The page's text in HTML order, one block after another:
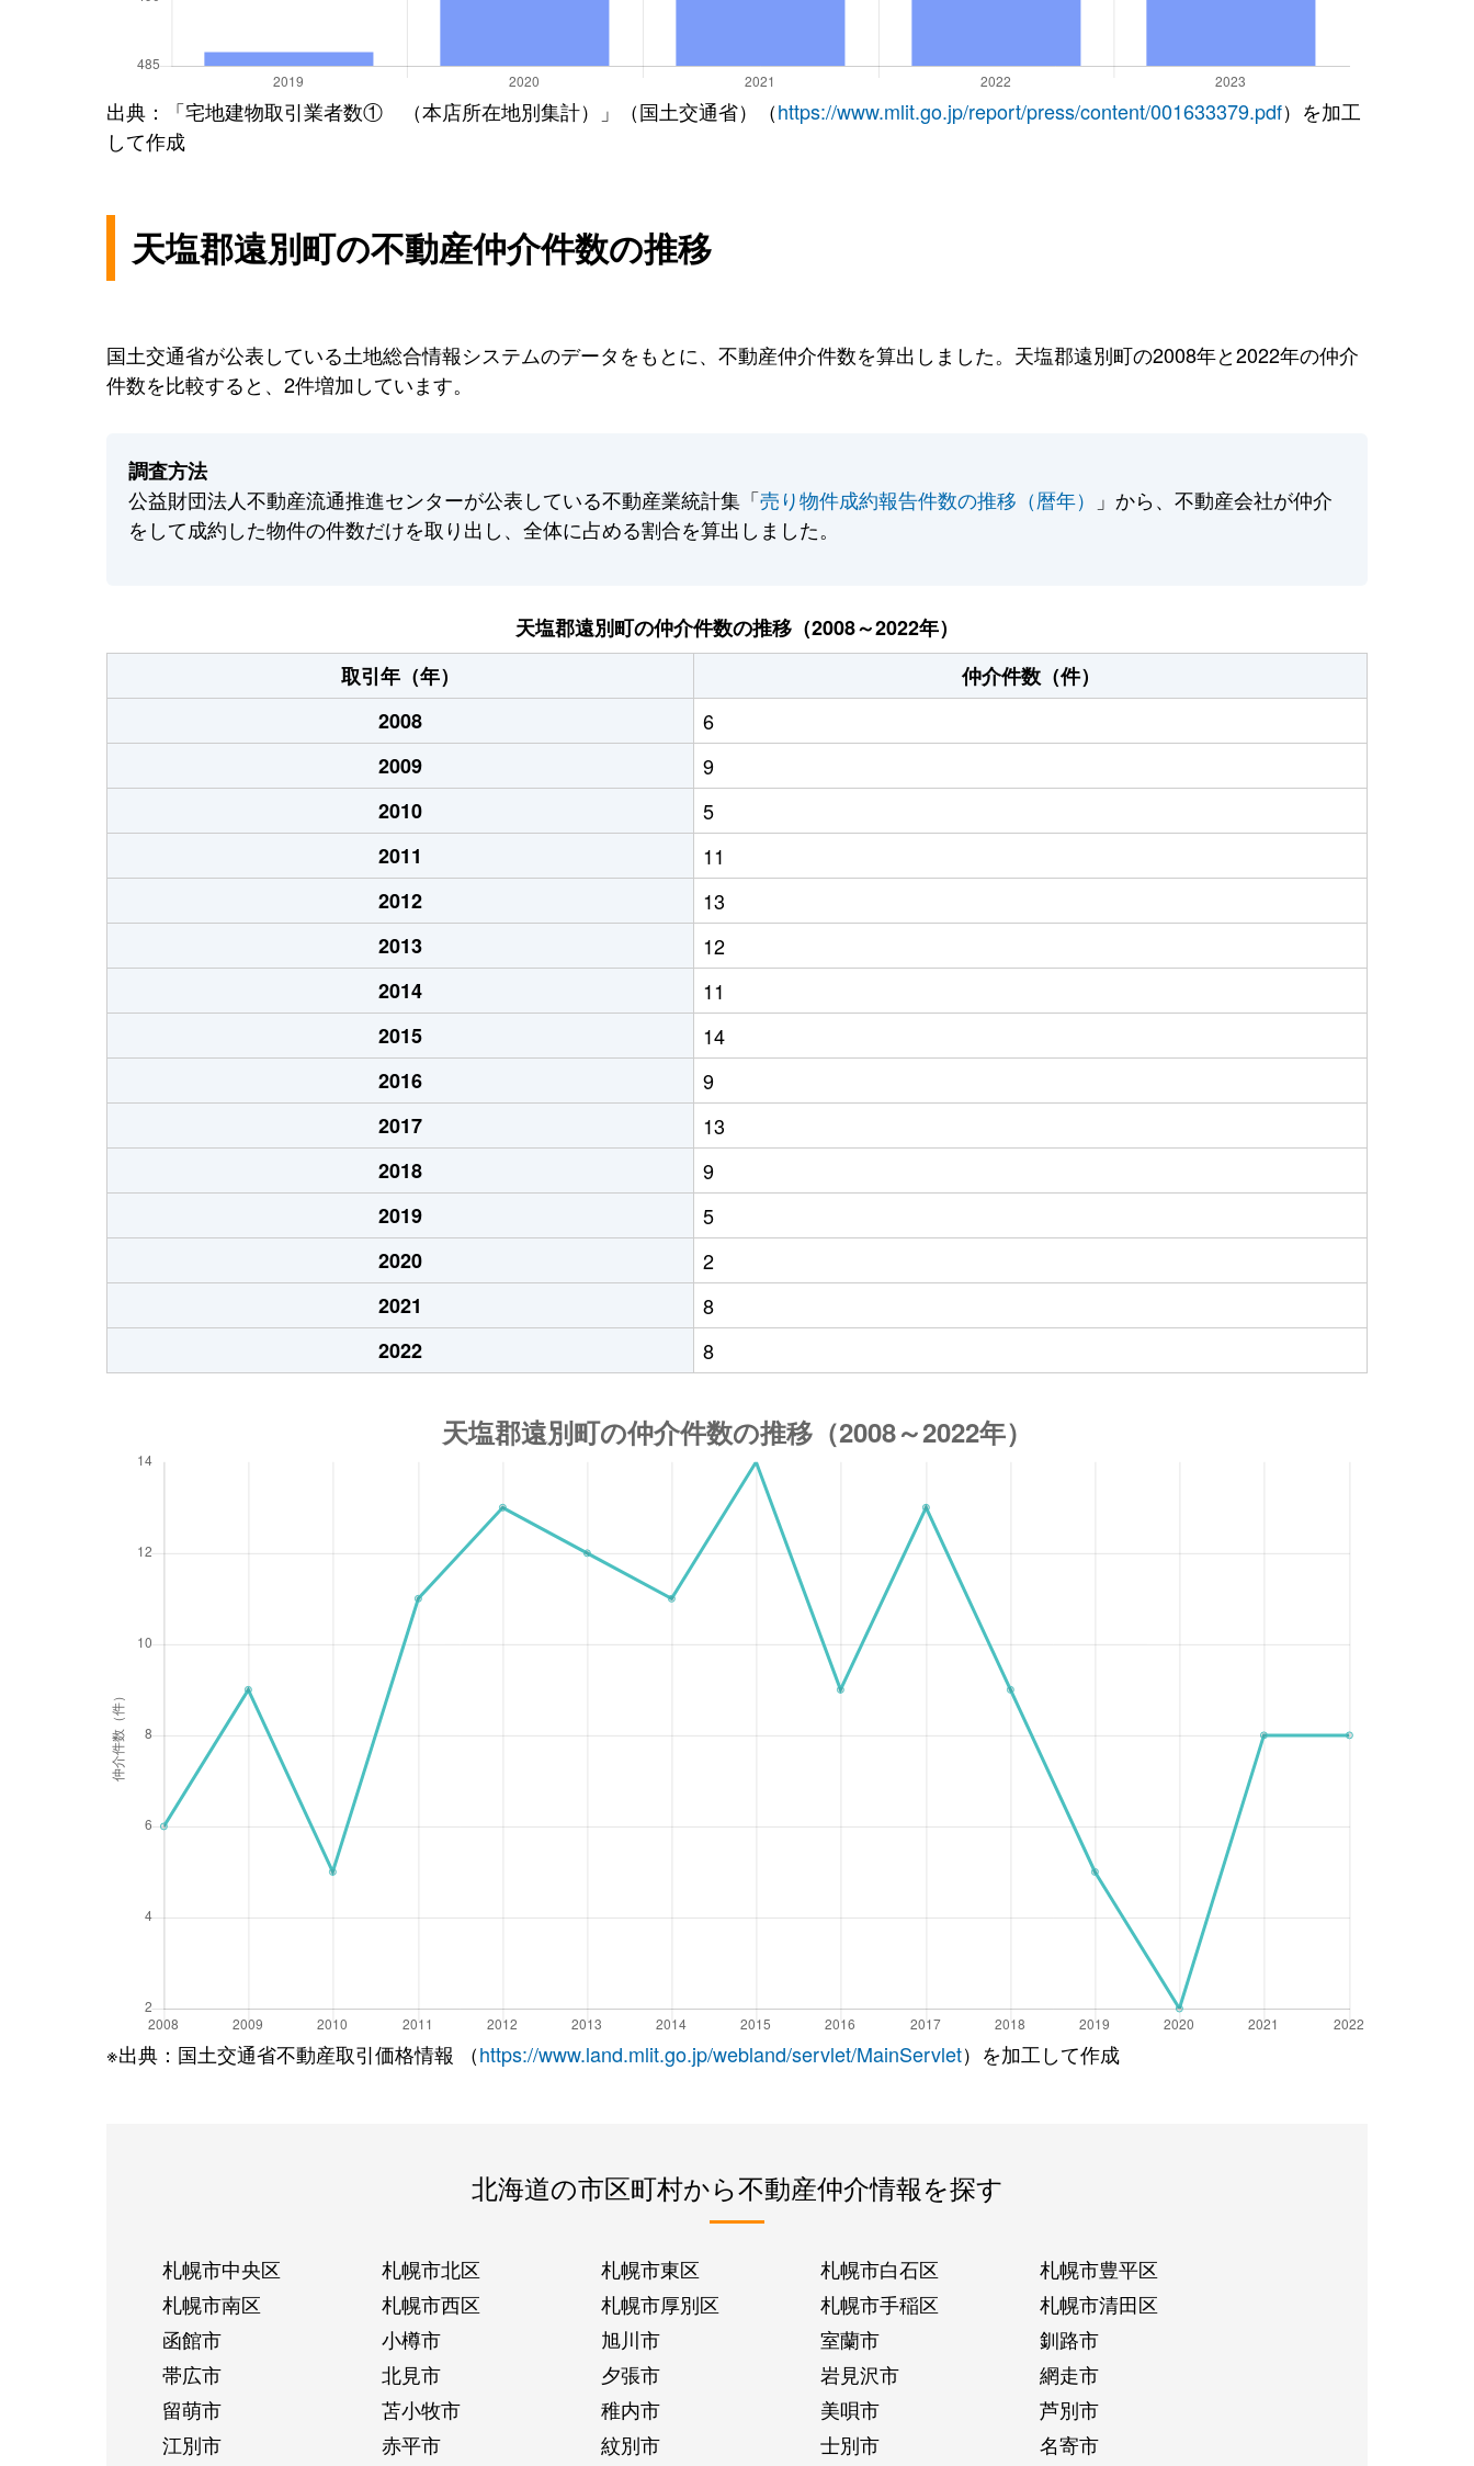
出典：「宅地建物取引業者数① （本店所在地別集計）」（国土交通省）（https://www.mlit.go.jp/report/press/content/001633379.pdf）を加工
して作成
天塩郡遠別町の不動産仲介件数の推移
国土交通省が公表している土地総合情報システムのデータをもとに、不動産仲介件数を算出しました。天塩郡遠別町の2008年と2022年の仲介
件数を比較すると、2件増加しています。
調査方法
公益財団法人不動産流通推進センターが公表している不動産業統計集「売り物件成約報告件数の推移（暦年）
」から、不動産会社が仲介
をして成約した物件の件数だけを取り出し、全体に占める割合を算出しました。
天塩郡遠別町の仲介件数の推移（2008～2022年）
取引年（年）
仲介件数（件）
2008
6
2009
9
2010
5
2011
11
2012
13
2013
12
2014
11
2015
14
2016
9
2017
13
2018
9
2019
5
2020
2
2021
8
2022
8
※出典：国土交通省不動産取引価格情報 （https://www.land.mlit.go.jp/webland/servlet/MainServlet）を加工して作成
北海道の市区町村から不動産仲介情報を探す
札幌市中央区 札幌市北区 札幌市東区 札幌市白石区
札幌市豊平区
札幌市南区
札幌市西区 札幌市厚別区 札幌市手稲区
札幌市清田区
函館市
小樽市 旭川市 室蘭市
釧路市
帯広市
北見市 夕張市 岩見沢市
網走市
留萌市
苫小牧市 稚内市 美唄市
芦別市
江別市
赤平市 紋別市 士別市
名寄市